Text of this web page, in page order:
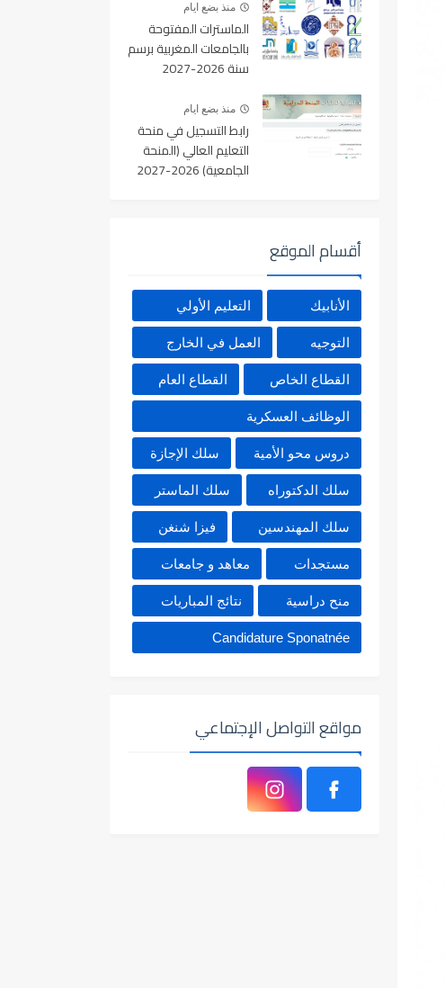
غشت 2026
منذ بضع ايام
الماسترات المفتوحة
بالجامعات المغربية برسم
سنة 2026-2027
منذ بضع ايام
رابط التسجيل في منحة
التعليم العالي (المنحة
الجامعية) 2026-2027
أقسام الموقع
الأنابيك التعليم الأولي
التوجيه العمل في الخارج
القطاع الخاص القطاع العام
الوظائف العسكرية
دروس محو الأمية سلك الإجازة
سلك الدكتوراه سلك الماستر
سلك المهندسين فيزا شنغن
مستجدات معاهد و جامعات
منح دراسية نتائج المباريات
Candidature Sponatnée
مواقع التواصل الإجتماعي